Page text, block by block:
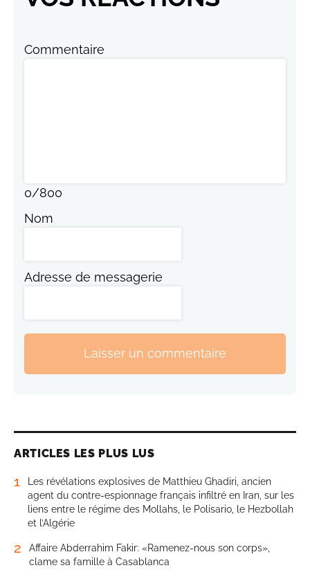
Commentaire
0/800
Nom
Adresse de messagerie
Laisser un commentaire
ARTICLES LES PLUS LUS
1
Les révélations explosives de Matthieu Ghadiri, ancien
agent du contre-espionnage français infiltré en Iran, sur les
liens entre le régime des Mollahs, le Polisario, le Hezbollah
et l’Algérie
2
Affaire Abderrahim Fakir: «Ramenez-nous son corps»,
clame sa famille à Casablanca